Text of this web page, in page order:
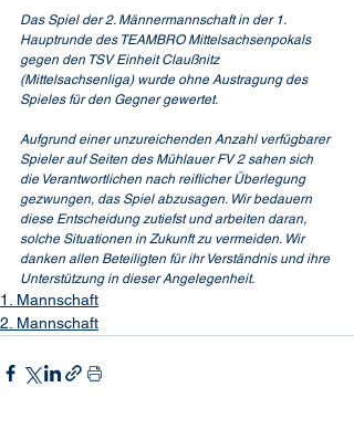
Das Spiel der 2. Männermannschaft in der 1.
Hauptrunde des TEAMBRO Mittelsachsenpokals
gegen den TSV Einheit Claußnitz
(Mittelsachsenliga) wurde ohne Austragung des
Spieles für den Gegner gewertet.
Aufgrund einer unzureichenden Anzahl verfügbarer
Spieler auf Seiten des Mühlauer FV 2 sahen sich
die Verantwortlichen nach reiflicher Überlegung
gezwungen, das Spiel abzusagen. Wir bedauern
diese Entscheidung zutiefst und arbeiten daran,
solche Situationen in Zukunft zu vermeiden. Wir
danken allen Beteiligten für ihr Verständnis und ihre
Unterstützung in dieser Angelegenheit.
1. Mannschaft
2. Mannschaft